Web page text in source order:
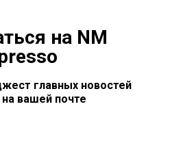
на NM
главных новостей
вашей почте